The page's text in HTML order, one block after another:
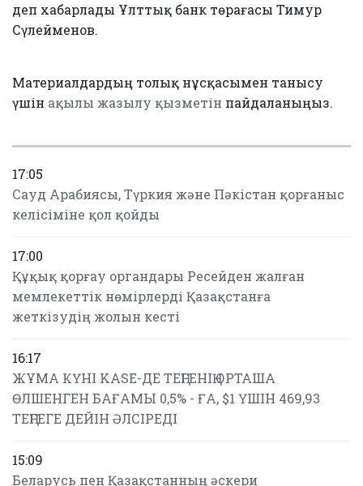
деп хабарлады Ұлттық банк төрағасы Тимур
Сүлейменов.
Материалдардың толық нұсқасымен танысу
үшін ақылы жазылу қызметін пайдаланыңыз.
17:05
Сауд Арабиясы, Түркия және Пәкістан қорғаныс
келісіміне қол қойды
17:00
Құқық қорғау органдары Ресейден жалған
мемлекеттік нөмірлерді Қазақстанға
жеткізудің жолын кесті
16:17
ЖҰМА КҮНІ KASE-ДЕ ТЕҢГЕНІҢ ОРТАША
ӨЛШЕНГЕН БАҒАМЫ 0,5% - ҒА, $1 ҮШІН 469,93
ТЕҢГЕГЕ ДЕЙІН ӘЛСІРЕДІ
15:09
Беларусь пен Қазақстанның әскери